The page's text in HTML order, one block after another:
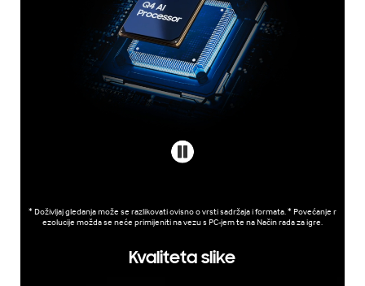
* Doživljaj gledanja može se razlikovati ovisno o vrsti sadržaja i formata. * Povećanje r
ezolucije možda se neće primijeniti na vezu s PC-jem te na Način rada za igre.
Kvaliteta slike